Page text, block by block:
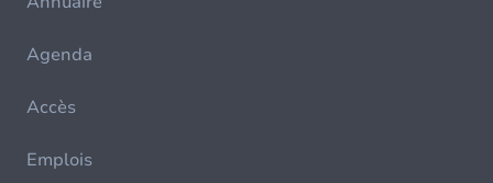
Agenda
Accès
Emplois